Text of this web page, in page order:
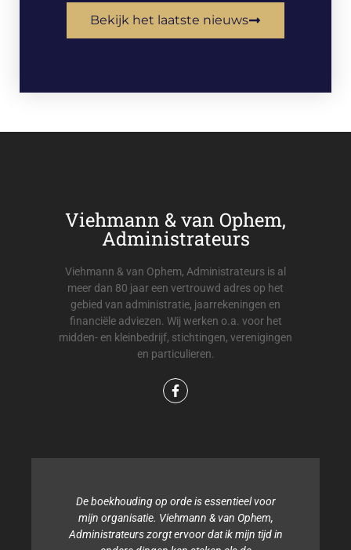
Bekijk het laatste nieuws
Viehmann & van Ophem,
Administrateurs
Viehmann & van Ophem, Administrateurs is al
meer dan 80 jaar een vertrouwd adres op het
gebied van administratie, jaarrekeningen en
financiële adviezen. Wij werken o.a. voor het
midden- en kleinbedrijf, stichtingen, verenigingen
en particulieren.
De boekhouding op orde is essentieel voor
mijn organisatie. Viehmann & van Ophem,
Administrateurs zorgt ervoor dat ik mijn tijd in